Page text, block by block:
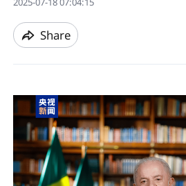
Share